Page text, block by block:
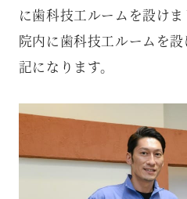
に歯科技工ルームを設けま
院内に歯科技工ルームを
記になります。